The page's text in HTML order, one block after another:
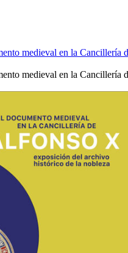
medieval en la Cancillería
medieval en la Cancillería